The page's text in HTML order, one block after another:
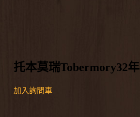
托本莫瑞Tobermory32年
加入詢問車